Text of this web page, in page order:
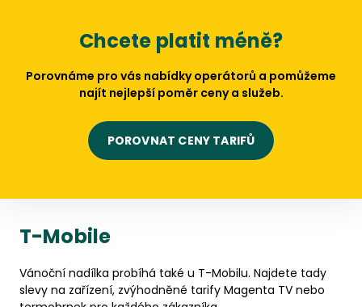
Chcete platit méně?
Porovnáme pro vás nabídky operátorů a pomůžeme
najít nejlepší poměr ceny a služeb.
POROVNAT CENY TARIFŮ
T-Mobile
Vánoční nadílka probíhá také u T-Mobilu. Najdete tady
slevy na zařízení, zvýhodněné tarify Magenta TV nebo